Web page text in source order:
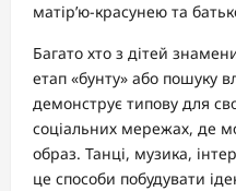
матір’ю-красунею та
Багато хто з дітей
етап «бунту» або пошуку
демонструє типову для
соціальних мережах, де
образ. Танці, музика,
це способи побудувати